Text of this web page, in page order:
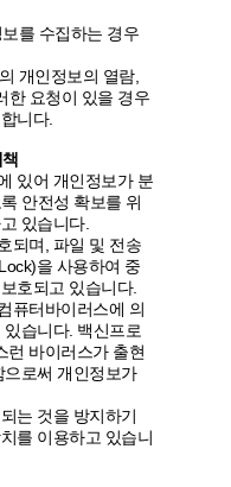
를 수집하는 경우
개인정보의 열람,
한 요청이 있을 경우
니다.
있어 개인정보가 분
안전성 확보를 위
있습니다.
되며, 파일 및 전송
을 사용하여 중
호되고 있습니다.
퓨터바이러스에 의
습니다. 백신프로
런 바이러스가 출현
로써 개인정보가
는 것을 방지하기
를 이용하고 있습니